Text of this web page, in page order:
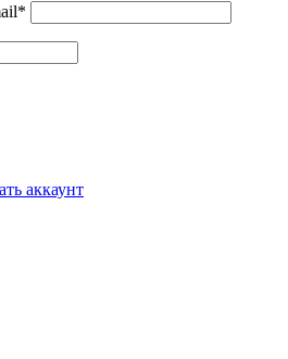
аккаунт